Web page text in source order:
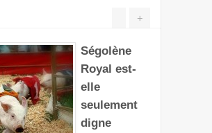
+
Ségolène
Royal est-
elle
seulement
digne